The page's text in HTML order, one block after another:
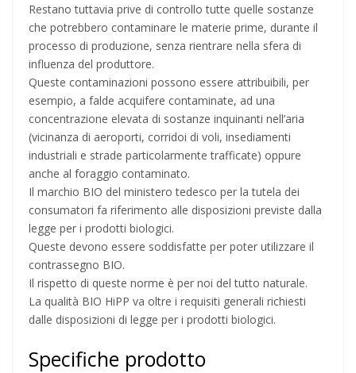
Restano tuttavia prive di controllo tutte quelle sostanze
che potrebbero contaminare le materie prime, durante il
processo di produzione, senza rientrare nella sfera di
influenza del produttore.
Queste contaminazioni possono essere attribuibili, per
esempio, a falde acquifere contaminate, ad una
concentrazione elevata di sostanze inquinanti nell’aria
(vicinanza di aeroporti, corridoi di voli, insediamenti
industriali e strade particolarmente trafficate) oppure
anche al foraggio contaminato.
Il marchio BIO del ministero tedesco per la tutela dei
consumatori fa riferimento alle disposizioni previste dalla
legge per i prodotti biologici.
Queste devono essere soddisfatte per poter utilizzare il
contrassegno BIO.
Il rispetto di queste norme è per noi del tutto naturale.
La qualità BIO HiPP va oltre i requisiti generali richiesti
dalle disposizioni di legge per i prodotti biologici.
Specifiche prodotto